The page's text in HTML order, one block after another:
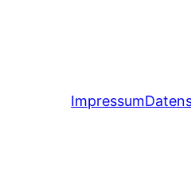
Impressum